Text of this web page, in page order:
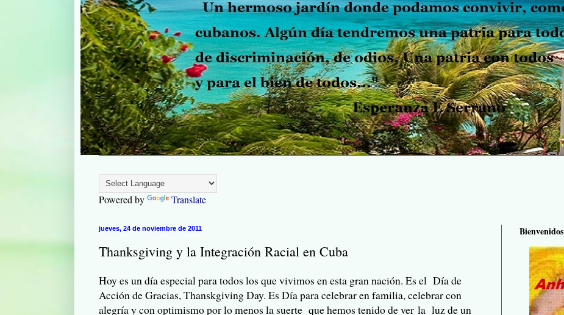
Powered by Translate
jueves, 24 de noviembre de 2011
Thanksgiving y la Integración Racial en Cuba
Hoy es un día especial para todos los que vivimos en esta gran nación. Es el Día de
Acción de Gracias, Thanskgiving Day. Es Día para celebrar en familia, celebrar con
alegría y con optimismo por lo menos la suerte que hemos tenido de ver la luz de un
Bienvenidos